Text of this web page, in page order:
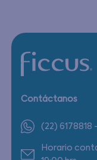
Contáctanos
(22)
Horario